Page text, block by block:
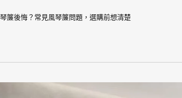
簾後悔？常見風琴簾問題，選購前想清楚